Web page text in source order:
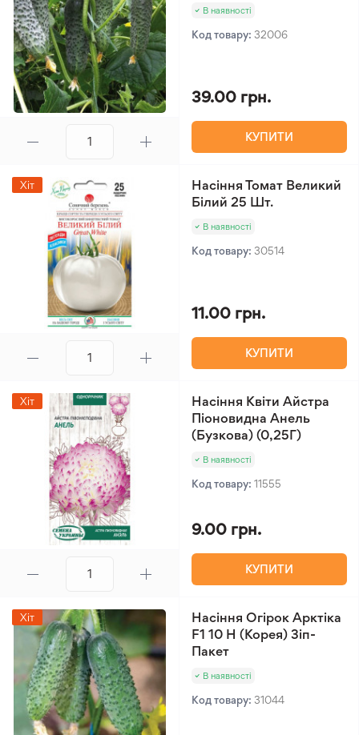
В наявності
Код товару: 32006
39.00 грн.
КУПИТИ
Хіт
Насіння Томат Великий
Білий 25 Шт.
В наявності
Код товару: 30514
11.00 грн.
КУПИТИ
Хіт
Насіння Квіти Айстра
Піоновидна Анель
(Бузкова) (0,25Г)
В наявності
Код товару: 11555
9.00 грн.
КУПИТИ
Хіт
Насіння Огірок Арктіка
F1 10 Н (Корея) Зіп-
Пакет
В наявності
Код товару: 31044